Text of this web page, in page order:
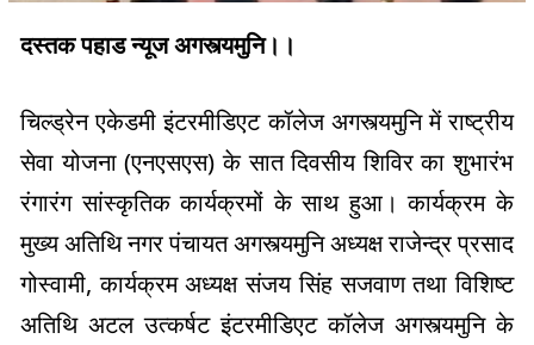
दस्तक पहाड न्यूज अगस्त्यमुनि।।
चिल्ड्रेन एकेडमी इंटरमीडिएट कॉलेज अगस्त्यमुनि में राष्ट्रीय
सेवा योजना (एनएसएस) के सात दिवसीय शिविर का शुभारंभ
रंगारंग सांस्कृतिक कार्यक्रमों के साथ हुआ। कार्यक्रम के
मुख्य अतिथि नगर पंचायत अगस्त्यमुनि अध्यक्ष राजेन्द्र प्रसाद
गोस्वामी, कार्यक्रम अध्यक्ष संजय सिंह सजवाण तथा विशिष्ट
अतिथि अटल उत्कर्षट इंटरमीडिएट कॉलेज अगस्त्यमुनि के